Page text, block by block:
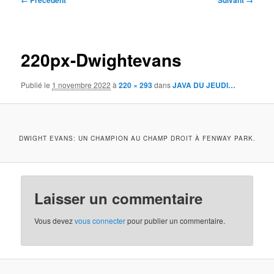
220px-Dwightevans
Publié le 1 novembre 2022 à220 × 293dansJAVA DU JEUDI…
DWIGHT EVANS: UN CHAMPION AU CHAMP DROIT À FENWAY PARK.
Laisser un commentaire
Vous devezvous connecterpour publier un commentaire.